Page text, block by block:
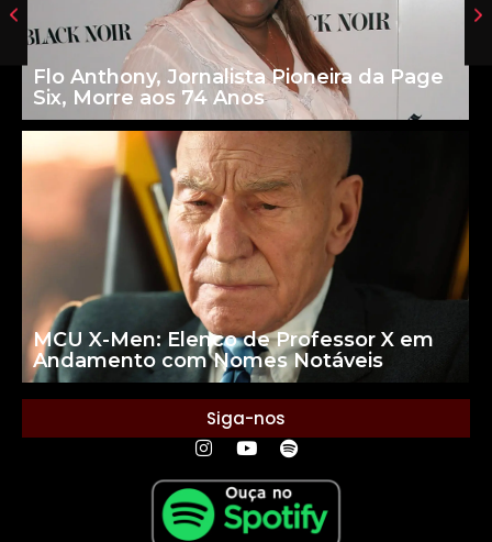
Flo Anthony, Jornalista Pioneira da Page
Six, Morre aos 74 Anos
MCU X-Men: Elenco de Professor X em
Andamento com Nomes Notáveis
Siga-nos